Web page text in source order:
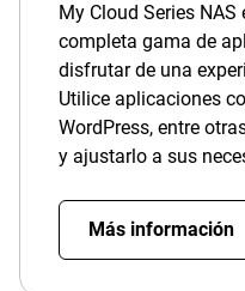
My Cloud Series
completa gama de
disfrutar de una
Utilice aplicaciones
WordPress, entre
y ajustarlo a sus
Más información